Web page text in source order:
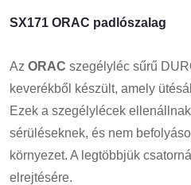
SX171 ORAC padlószalag
Az ORAC szegélyléc sűrű
keverékből készült, amely
Ezek a szegélylécek
sérüléseknek, és nem
környezet. A legtöbbjük
elrejtésére.